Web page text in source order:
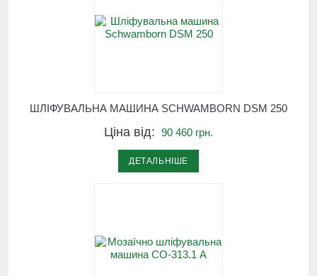
ШЛІФУВАЛЬНА МАШИНА SCHWAMBORN DSM 250
Ціна від: 90 460 грн.
ДЕТАЛЬНІШЕ